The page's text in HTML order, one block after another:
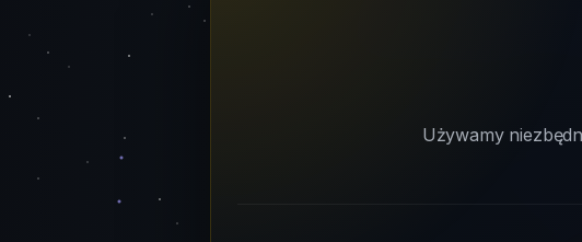
Bardzo. Mniejsza flota z
przewaga strategiczna, nie
Używamy